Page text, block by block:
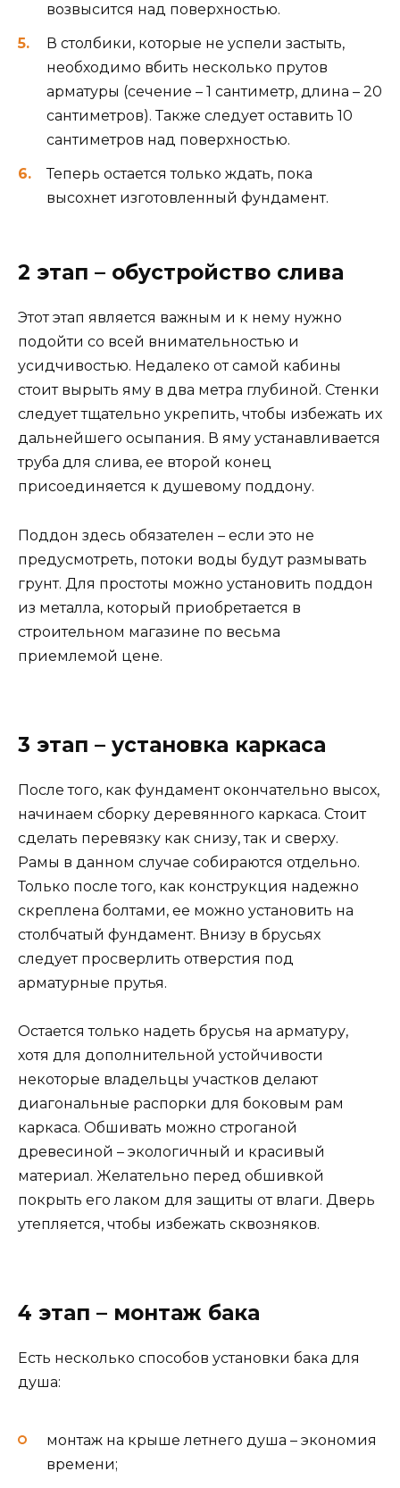
возвысится над поверхностью.
В столбики, которые не успели застыть,
необходимо вбить несколько прутов
арматуры (сечение – 1 сантиметр, длина – 20
сантиметров). Также следует оставить 10
сантиметров над поверхностью.
Теперь остается только ждать, пока
высохнет изготовленный фундамент.
2 этап – обустройство слива
Этот этап является важным и к нему нужно
подойти со всей внимательностью и
усидчивостью. Недалеко от самой кабины
стоит вырыть яму в два метра глубиной. Стенки
следует тщательно укрепить, чтобы избежать их
дальнейшего осыпания. В яму устанавливается
труба для слива, ее второй конец
присоединяется к душевому поддону.
Поддон здесь обязателен – если это не
предусмотреть, потоки воды будут размывать
грунт. Для простоты можно установить поддон
из металла, который приобретается в
строительном магазине по весьма
приемлемой цене.
3 этап – установка каркаса
После того, как фундамент окончательно высох,
начинаем сборку деревянного каркаса. Стоит
сделать перевязку как снизу, так и сверху.
Рамы в данном случае собираются отдельно.
Только после того, как конструкция надежно
скреплена болтами, ее можно установить на
столбчатый фундамент. Внизу в брусьях
следует просверлить отверстия под
арматурные прутья.
Остается только надеть брусья на арматуру,
хотя для дополнительной устойчивости
некоторые владельцы участков делают
диагональные распорки для боковым рам
каркаса. Обшивать можно строганой
древесиной – экологичный и красивый
материал. Желательно перед обшивкой
покрыть его лаком для защиты от влаги. Дверь
утепляется, чтобы избежать сквозняков.
4 этап – монтаж бака
Есть несколько способов установки бака для
душа:
монтаж на крыше летнего душа – экономия
времени;